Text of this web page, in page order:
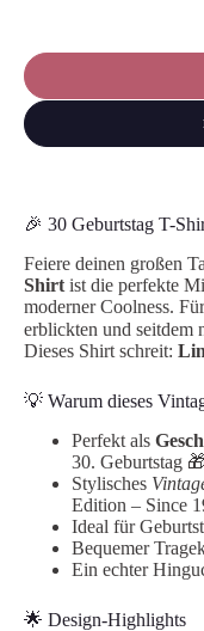
🎉 30 Geburtstag T-
Feiere deinen großen
Shirt ist die perfekte
moderner Coolness.
erblickten und seitdem
Dieses Shirt schreit:
💡 Warum dieses
Perfekt als
30. Geburtstag 🎁
Stylisches
Edition – Since
Ideal für
Bequemer
Ein echter
🌟 Design-Highlights